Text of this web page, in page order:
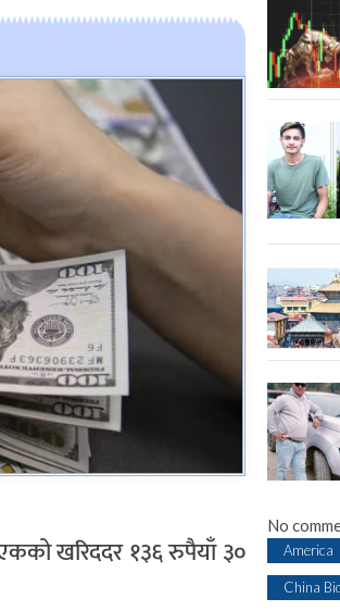
खरिददर १३६ रुपैयाँ ३०
No
America
China